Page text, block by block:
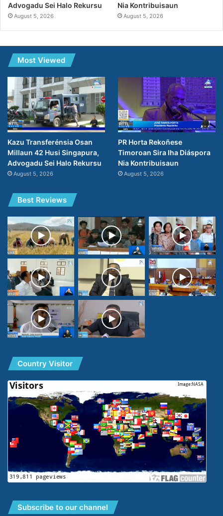
Advogadu Sei Halo Rekursu
August 5, 2026
Nia Kontribuisaun
August 5, 2026
Most Viewed
Kazu Transferénsia Osan
Millaun 42 Husi Singapura,
Advogadu Sei Halo Rekursu
August 5, 2026
PR Horta Rekoñese
Timoroan Sira Iha Diáspora
Nia Kontribuisaun
August 5, 2026
Best Reviews
Country Visitor
Subscribe to our channel